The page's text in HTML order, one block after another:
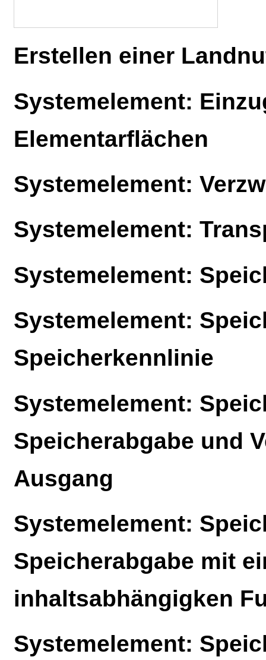
Erstellen einer
Systemelement:
Elementarflächen
Systemelement:
Systemelement:
Systemelement:
Systemelement:
Speicherkennlinie
Systemelement:
Speicherabgabe und
Ausgang
Systemelement:
Speicherabgabe mit
inhaltsabhängigken
Systemelement: